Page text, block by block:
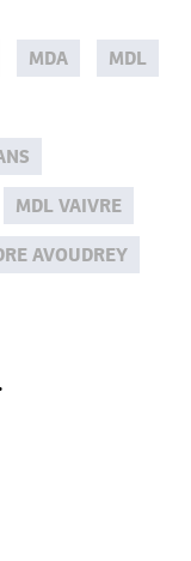
MDA
MDL
MDL VAIVRE
AVOUDREY